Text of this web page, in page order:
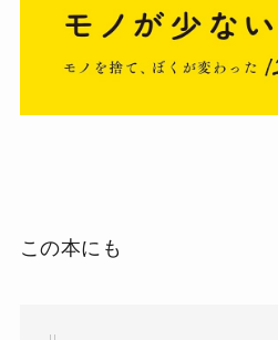
この本にも